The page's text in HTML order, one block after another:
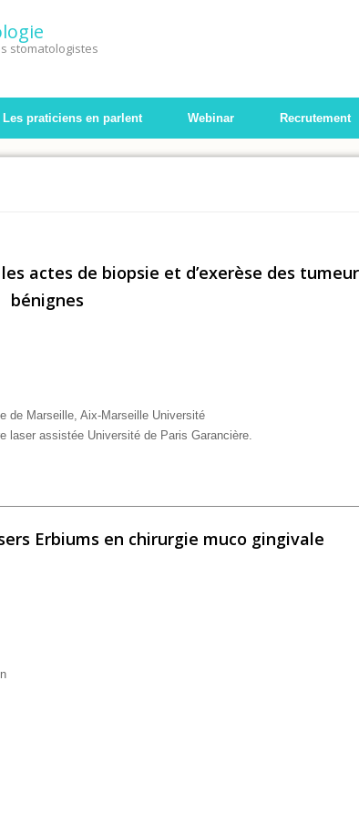
stomatologistes
Les praticiens en parlent Webinar Recrutement
actes de biopsie et d’exerèse des
bénignes
de Marseille, Aix-Marseille Université
laser assistée Université de Paris Garancière.
Erbiums en chirurgie muco gingivale